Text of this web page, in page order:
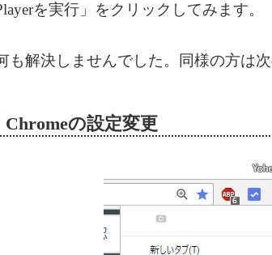
を実行」をクリックしてみます。
も解決しませんでした。同様の方は
Chromeの設定変更